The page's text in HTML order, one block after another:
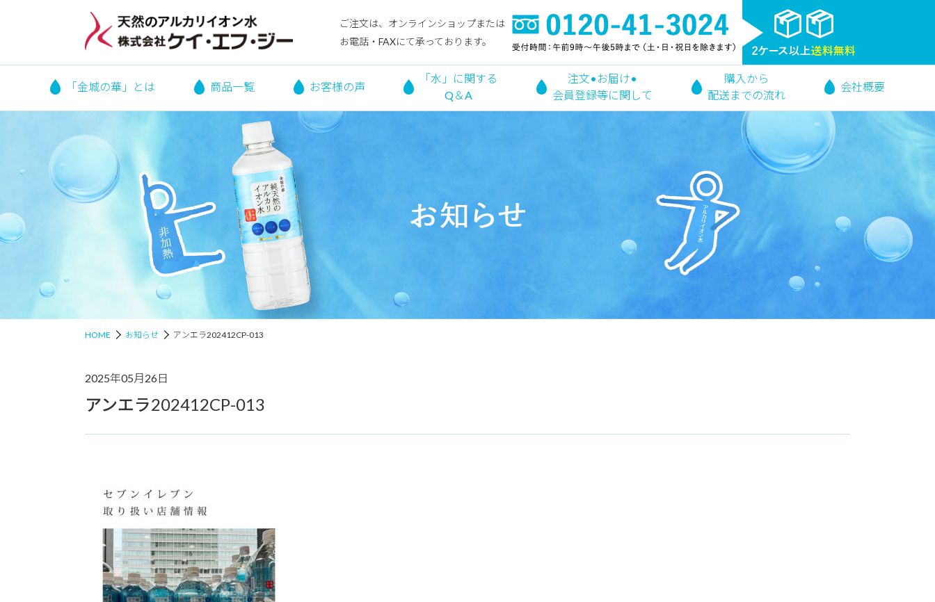
ご注文は、オンラインショップまたは
お電話・FAXにて承っております。
「金城の華」とは 商品一覧 お客様の声
「水」に関する
Q＆A
注文•お届け•
会員登録等に関して
購入から
配送までの流れ
会社概要
お知らせ
HOME お知らせ アンエラ202412CP-013
2025年05月26日
アンエラ202412CP-013